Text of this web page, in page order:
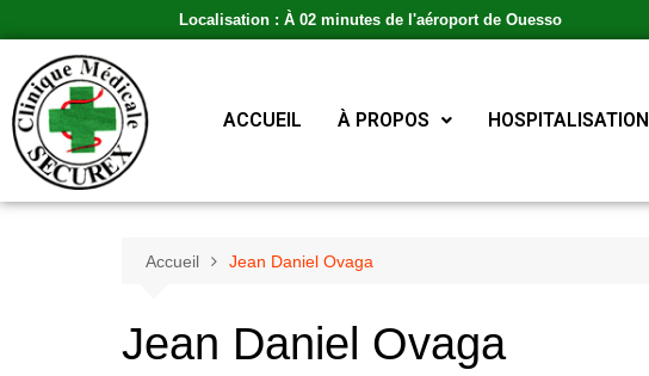
Localisation : À 02 minutes de l'aéroport de Ouesso
ACCUEIL À PROPOS HOSPITALISATION
Accueil Jean Daniel Ovaga
Jean Daniel Ovaga